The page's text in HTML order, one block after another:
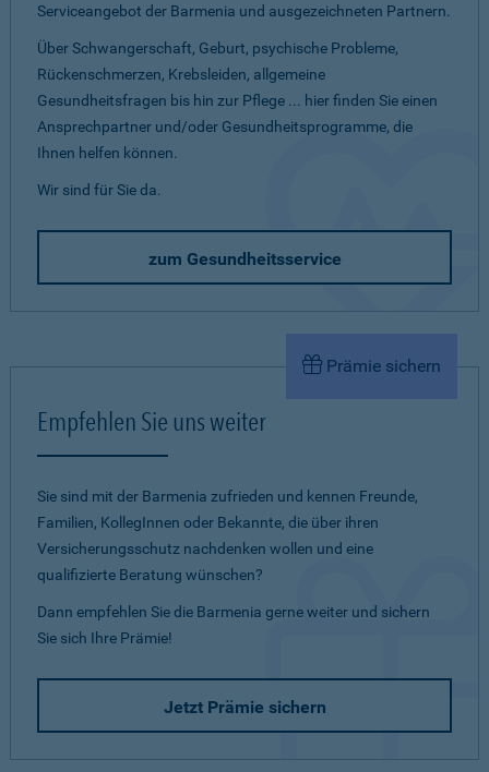
Serviceangebot der Barmenia und ausgezeichneten Partnern.
Über Schwangerschaft, Geburt, psychische Probleme,
Rückenschmerzen, Krebsleiden, allgemeine
Gesundheitsfragen bis hin zur Pflege ... hier finden Sie einen
Ansprechpartner und/oder Gesundheitsprogramme, die
Ihnen helfen können.
Wir sind für Sie da.
zum Gesundheitsservice
Prämie sichern
Empfehlen Sie uns weiter
Sie sind mit der Barmenia zufrieden und kennen Freunde,
Familien, KollegInnen oder Bekannte, die über ihren
Versicherungsschutz nachdenken wollen und eine
qualifizierte Beratung wünschen?
Dann empfehlen Sie die Barmenia gerne weiter und sichern
Sie sich Ihre Prämie!
Jetzt Prämie sichern